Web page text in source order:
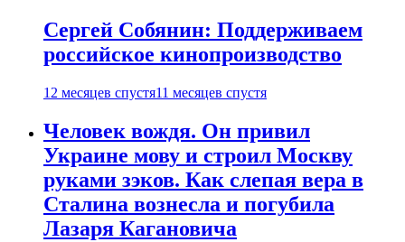
Сергей Собянин: Поддерживаем
российское кинопроизводство
12 месяцев спустя11 месяцев спустя
Человек вождя. Он привил
Украине мову и строил Москву
руками зэков. Как слепая вера в
Сталина вознесла и погубила
Лазаря Кагановича